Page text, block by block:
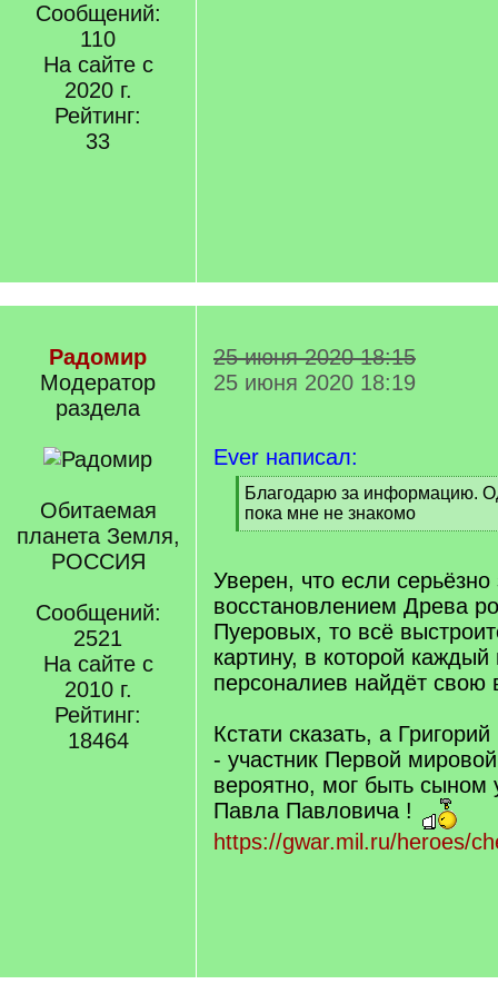
Сообщений:
110
На сайте с
2020 г.
Рейтинг:
33
Радомир
Модератор
раздела
Обитаемая
планета Земля,
РОССИЯ
Сообщений:
2521
На сайте с
2010 г.
Рейтинг:
18464
25 июня 2020 18:15
25 июня 2020 18:19
Ever написал:
[
q
]
Благодарю за информацию.
пока мне не знакомо
[
q
]
Уверен, что если серьёзно
восстановлением Древа
Пуеровых, то всё
картину, в которой
персоналиев найдёт свою
Кстати сказать, а
- участник Первой
вероятно, мог быть сыном
Павла Павловича !
https://gwar.mil.ru/heroes/